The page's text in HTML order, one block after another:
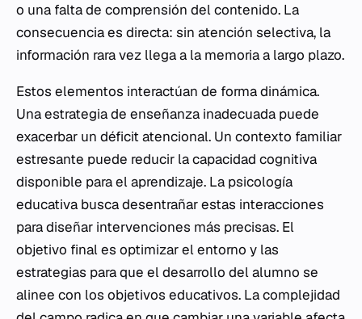
o una falta de comprensión del contenido. La
consecuencia es directa: sin atención selectiva, la
información rara vez llega a la memoria a largo plazo.
Estos elementos interactúan de forma dinámica.
Una estrategia de enseñanza inadecuada puede
exacerbar un déficit atencional. Un contexto familiar
estresante puede reducir la capacidad cognitiva
disponible para el aprendizaje. La psicología
educativa busca desentrañar estas interacciones
para diseñar intervenciones más precisas. El
objetivo final es optimizar el entorno y las
estrategias para que el desarrollo del alumno se
alinee con los objetivos educativos. La complejidad